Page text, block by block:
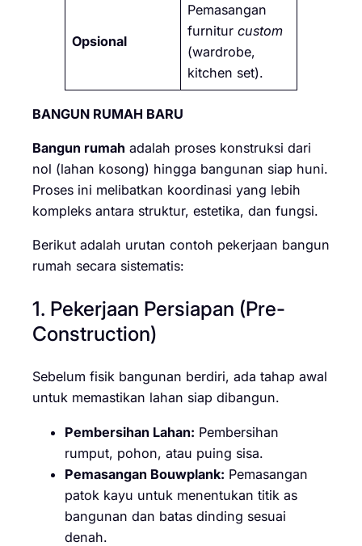
Opsional
Pemasangan
furniturcustom
(wardrobe,
kitchen set).
BANGUN RUMAH BARU
Bangun rumah adalah proses konstruksi dari
nol (lahan kosong) hingga bangunan siap huni.
Proses ini melibatkan koordinasi yang lebih
kompleks antara struktur, estetika, dan fungsi.
Berikut adalah urutan contoh pekerjaan bangun
rumah secara sistematis:
1. Pekerjaan Persiapan (Pre-
Construction)
Sebelum fisik bangunan berdiri, ada tahap awal
untuk memastikan lahan siap dibangun.
Pembersihan Lahan: Pembersihan
rumput, pohon, atau puing sisa.
Pemasangan Bouwplank: Pemasangan
patok kayu untuk menentukan titik as
bangunan dan batas dinding sesuai
denah.